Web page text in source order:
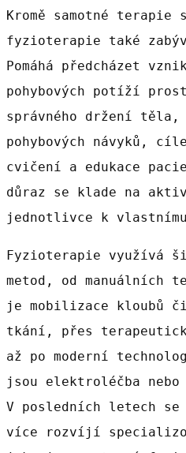
Kromě samotné terapie
fyzioterapie také
Pomáhá předcházet
pohybových potíží
správného držení těla,
pohybových návyků,
cvičení a edukace
důraz se klade na
jednotlivce k
Fyzioterapie využívá
metod, od manuálních
je mobilizace kloubů či
tkání, přes
až po moderní
jsou elektroléčba
V posledních letech
více rozvíjí